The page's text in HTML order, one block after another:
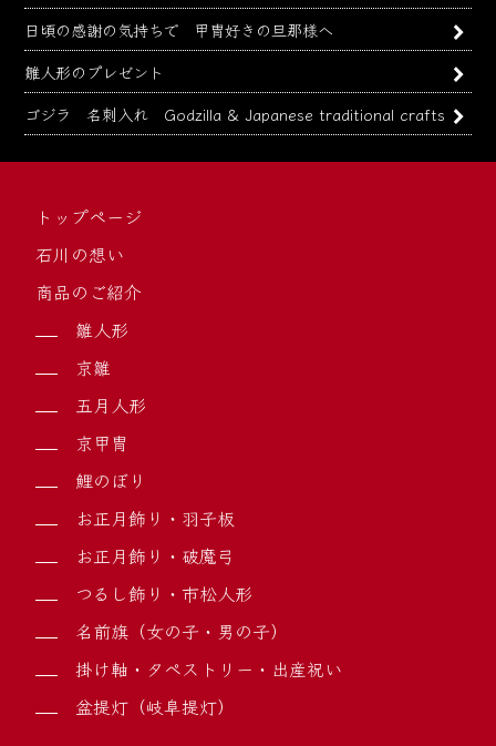
日頃の感謝の気持ちで 甲冑好きの旦那様へ
雛人形のプレゼント
ゴジラ 名刺入れ Godzilla & Japanese traditional crafts
トップページ
石川の想い
商品のご紹介
雛人形
京雛
五月人形
京甲冑
鯉のぼり
お正月飾り・羽子板
お正月飾り・破魔弓
つるし飾り・市松人形
名前旗（女の子・男の子）
掛け軸・タペストリー・出産祝い
盆提灯（岐阜提灯）